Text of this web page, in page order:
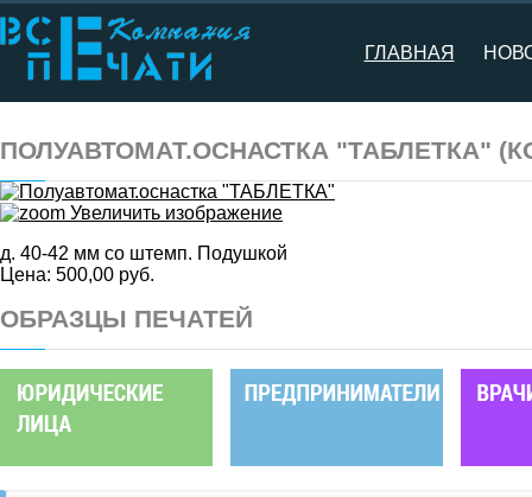
ГЛАВНАЯ
ПОЛУАВТОМАТ.ОСНАСТКА "ТАБЛЕТКА"
Увеличить изображение
д. 40-42 мм со штемп. Подушкой
Цена: 500,00 руб.
ОБРАЗЦЫ ПЕЧАТЕЙ